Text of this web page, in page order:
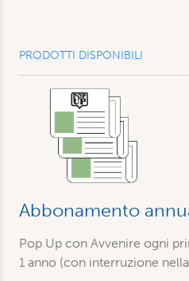
PRODOTTI DISPONIBILI
Abbonamento
Pop Up con Avvenire ogni
1 anno (con interruzione